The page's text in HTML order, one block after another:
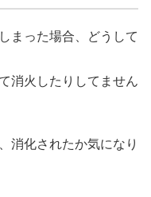
まった場合、どうして
消火したりしてません
消化されたか気になり